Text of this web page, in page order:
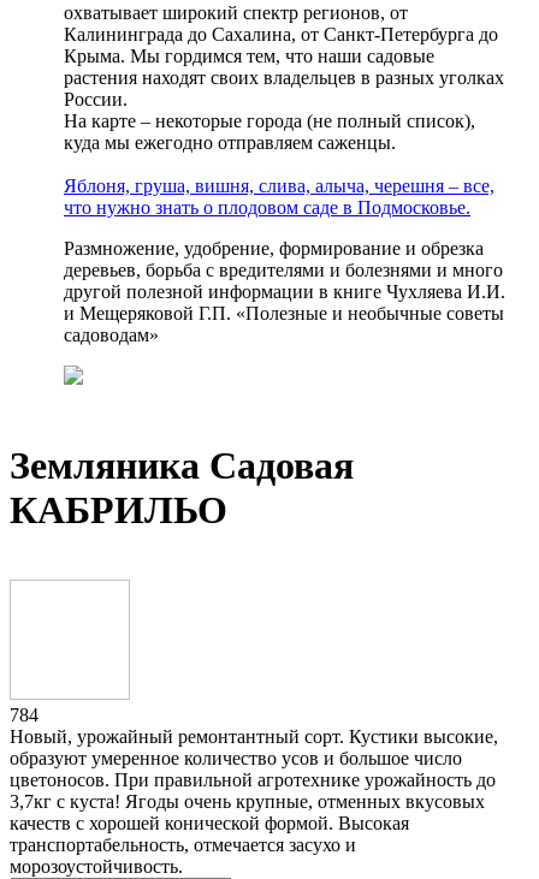
охватывает широкий спектр регионов, от
Калининграда до Сахалина, от Санкт-Петербурга до
Крыма. Мы гордимся тем, что наши садовые
растения находят своих владельцев в разных уголках
России.
На карте – некоторые города (не полный список),
куда мы ежегодно отправляем саженцы.
Яблоня, груша, вишня, слива, алыча, черешня – все,
что нужно знать о плодовом саде в Подмосковье.
Размножение, удобрение, формирование и обрезка
деревьев, борьба с вредителями и болезнями и много
другой полезной информации в книге Чухляева И.И.
и Мещеряковой Г.П. «Полезные и необычные советы
садоводам»
Земляника Садовая
КАБРИЛЬО
784
Новый, урожайный ремонтантный сорт. Кустики высокие,
образуют умеренное количество усов и большое число
цветоносов. При правильной агротехнике урожайность до
3,7кг с куста! Ягоды очень крупные, отменных вкусовых
качеств с хорошей конической формой. Высокая
транспортабельность, отмечается засухо и
морозоустойчивость.